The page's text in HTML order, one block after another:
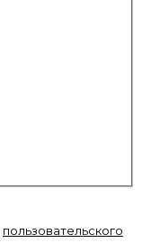
пользовательского